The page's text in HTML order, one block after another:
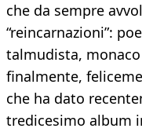
che da sempre
“reincarnazioni”:
talmudista,
finalmente,
che ha dato
tredicesimo album